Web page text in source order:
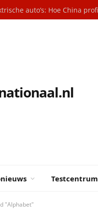
Testcentrum
"Alphabet"